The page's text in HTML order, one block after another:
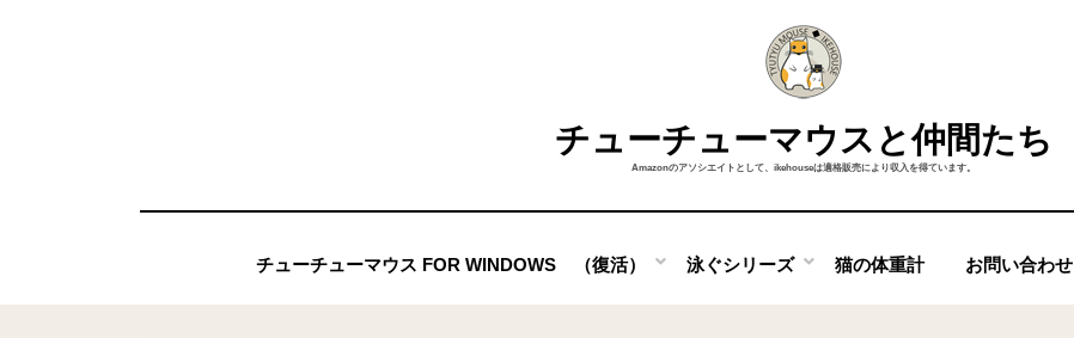
チューチューマウスと仲間たち
Amazonのアソシエイトとして、ikehouseは適格販売により収入を得ています。
チューチューマウス FOR WINDOWS （復活） 泳ぐシリーズ 猫の体重計 お問い合わせ